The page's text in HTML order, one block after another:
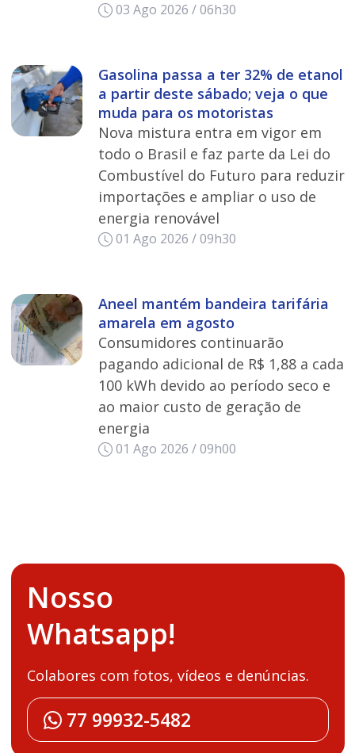
03 Ago 2026 / 06h30
Gasolina passa a ter 32% de etanol
a partir deste sábado; veja o que
muda para os motoristas
Nova mistura entra em vigor em
todo o Brasil e faz parte da Lei do
Combustível do Futuro para reduzir
importações e ampliar o uso de
energia renovável
01 Ago 2026 / 09h30
Aneel mantém bandeira tarifária
amarela em agosto
Consumidores continuarão
pagando adicional de R$ 1,88 a cada
100 kWh devido ao período seco e
ao maior custo de geração de
energia
01 Ago 2026 / 09h00
Nosso
Whatsapp!
Colabores com fotos, vídeos e denúncias.
77 99932-5482